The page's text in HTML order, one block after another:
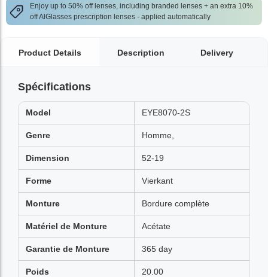
Enjoy up to 50% off lenses, including branded lenses + an extra 10%
off AlGlasses prescription lenses - applied automatically
Product Details Description Delivery
Spécifications
Model EYE8070-2S
Genre Homme,
Dimension 52-19
Forme Vierkant
Monture Bordure complète
Matériel de Monture Acétate
Garantie de Monture 365 day
Poids 20.00